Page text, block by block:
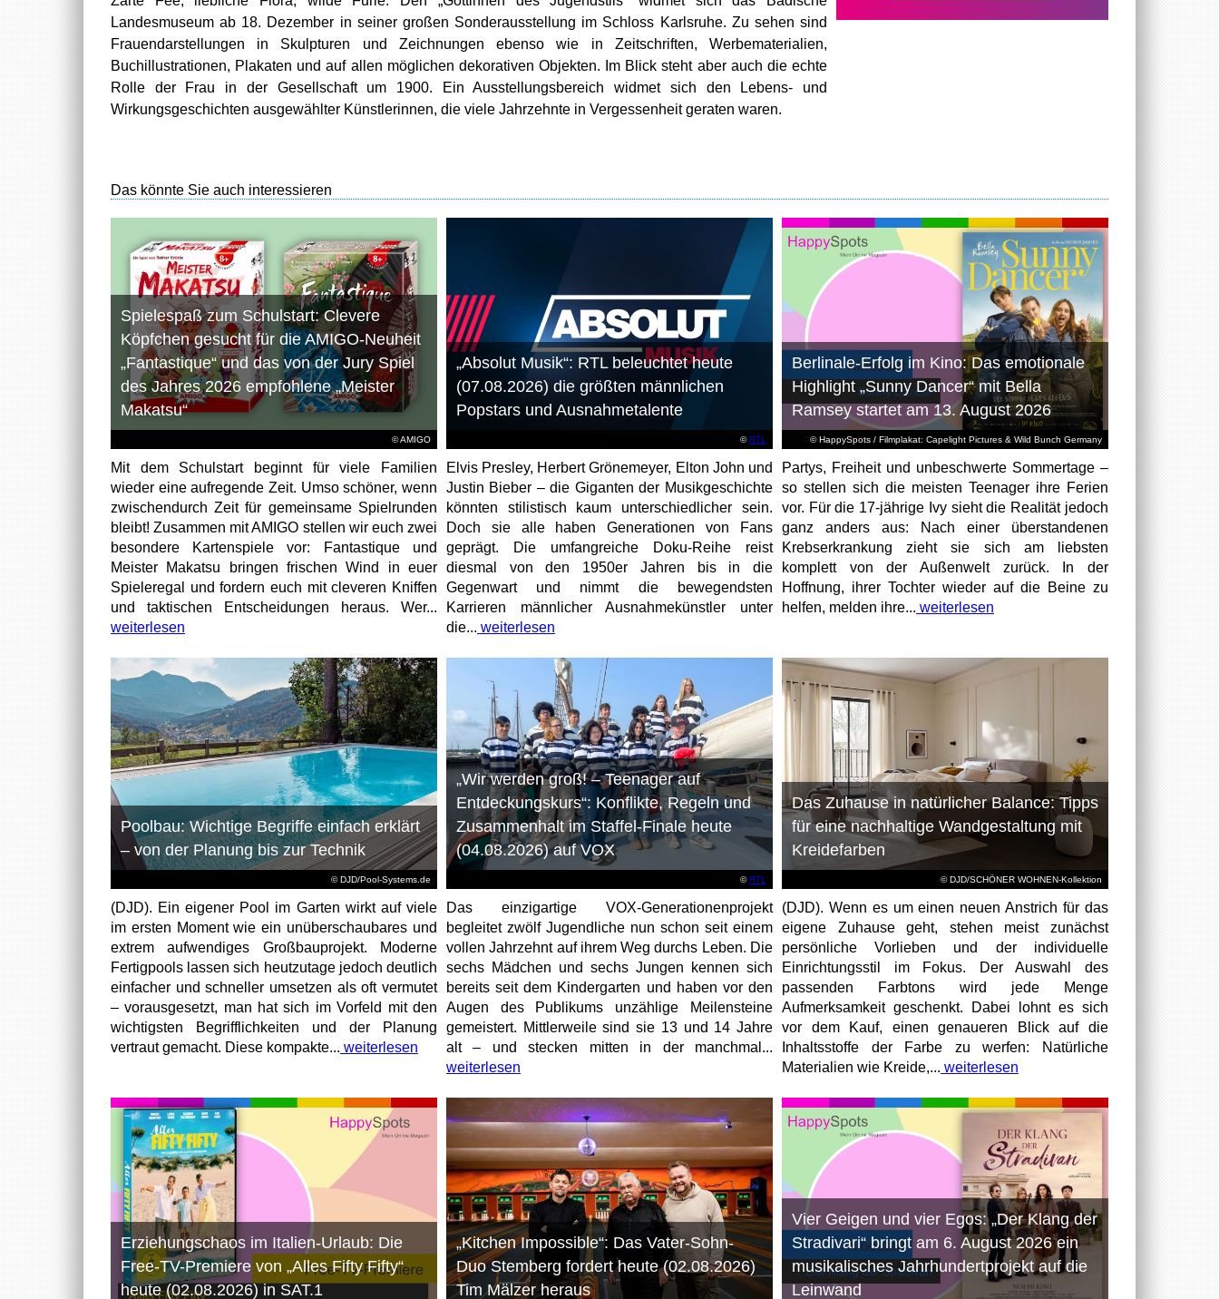
Landesmuseum ab 18. Dezember in seiner großen Sonderausstellung im Schloss Karlsruhe. Zu sehen sind
Frauendarstellungen in Skulpturen und Zeichnungen ebenso wie in Zeitschriften, Werbematerialien,
Buchillustrationen, Plakaten und auf allen möglichen dekorativen Objekten. Im Blick steht aber auch die echte
Rolle der Frau in der Gesellschaft um 1900. Ein Ausstellungsbereich widmet sich den Lebens- und
Wirkungsgeschichten ausgewählter Künstlerinnen, die viele Jahrzehnte in Vergessenheit geraten waren.
Das könnte Sie auch interessieren
© AMIGO
Spielespaß zum Schulstart: Clevere
Köpfchen gesucht für die AMIGO-Neuheit
„Fantastique“ und das von der Jury Spiel
des Jahres 2026 empfohlene „Meister
Makatsu“
Mit dem Schulstart beginnt für viele Familien
wieder eine aufregende Zeit. Umso schöner, wenn
zwischendurch Zeit für gemeinsame Spielrunden
bleibt! Zusammen mit AMIGO stellen wir euch zwei
besondere Kartenspiele vor: Fantastique und
Meister Makatsu bringen frischen Wind in euer
Spieleregal und fordern euch mit cleveren Kniffen
und taktischen Entscheidungen heraus. Wer...
weiterlesen
©RTL
„Absolut Musik“: RTL beleuchtet heute
(07.08.2026) die größten männlichen
Popstars und Ausnahmetalente
Elvis Presley, Herbert Grönemeyer, Elton John und
Justin Bieber – die Giganten der Musikgeschichte
könnten stilistisch kaum unterschiedlicher sein.
Doch sie alle haben Generationen von Fans
geprägt. Die umfangreiche Doku-Reihe reist
diesmal von den 1950er Jahren bis in die
Gegenwart und nimmt die bewegendsten
Karrieren männlicher Ausnahmekünstler unter
die... weiterlesen
© HappySpots / Filmplakat: Capelight Pictures & Wild Bunch Germany
Berlinale-Erfolg im Kino: Das emotionale
Highlight „Sunny Dancer“ mit Bella
Ramsey startet am 13. August 2026
Partys, Freiheit und unbeschwerte Sommertage –
so stellen sich die meisten Teenager ihre Ferien
vor. Für die 17-jährige Ivy sieht die Realität jedoch
ganz anders aus: Nach einer überstandenen
Krebserkrankung zieht sie sich am liebsten
komplett von der Außenwelt zurück. In der
Hoffnung, ihrer Tochter wieder auf die Beine zu
helfen, melden ihre... weiterlesen
© DJD/Pool-Systems.de
Poolbau: Wichtige Begriffe einfach erklärt
– von der Planung bis zur Technik
(DJD). Ein eigener Pool im Garten wirkt auf viele
im ersten Moment wie ein unüberschaubares und
extrem aufwendiges Großbauprojekt. Moderne
Fertigpools lassen sich heutzutage jedoch deutlich
einfacher und schneller umsetzen als oft vermutet
– vorausgesetzt, man hat sich im Vorfeld mit den
wichtigsten Begrifflichkeiten und der Planung
vertraut gemacht. Diese kompakte... weiterlesen
©RTL
„Wir werden groß! – Teenager auf
Entdeckungskurs“: Konflikte, Regeln und
Zusammenhalt im Staffel-Finale heute
(04.08.2026) auf VOX
Das einzigartige VOX-Generationenprojekt
begleitet zwölf Jugendliche nun schon seit einem
vollen Jahrzehnt auf ihrem Weg durchs Leben. Die
sechs Mädchen und sechs Jungen kennen sich
bereits seit dem Kindergarten und haben vor den
Augen des Publikums unzählige Meilensteine
gemeistert. Mittlerweile sind sie 13 und 14 Jahre
alt – und stecken mitten in der manchmal...
weiterlesen
© DJD/SCHÖNER WOHNEN-Kollektion
Das Zuhause in natürlicher Balance: Tipps
für eine nachhaltige Wandgestaltung mit
Kreidefarben
(DJD). Wenn es um einen neuen Anstrich für das
eigene Zuhause geht, stehen meist zunächst
persönliche Vorlieben und der individuelle
Einrichtungsstil im Fokus. Der Auswahl des
passenden Farbtons wird jede Menge
Aufmerksamkeit geschenkt. Dabei lohnt es sich
vor dem Kauf, einen genaueren Blick auf die
Inhaltsstoffe der Farbe zu werfen: Natürliche
Materialien wie Kreide,... weiterlesen
Erziehungschaos im Italien-Urlaub: Die
Free-TV-Premiere von „Alles Fifty Fifty“
heute (02.08.2026) in SAT.1
„Kitchen Impossible“: Das Vater-Sohn-
Duo Stemberg fordert heute (02.08.2026)
Tim Mälzer heraus
Vier Geigen und vier Egos: „Der Klang der
Stradivari“ bringt am 6. August 2026 ein
musikalisches Jahrhundertprojekt auf die
Leinwand